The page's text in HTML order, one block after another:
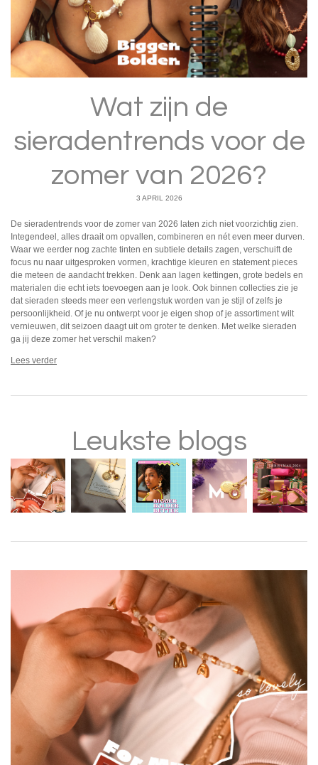
Wat zijn de
sieradentrends voor de
zomer van 2026?
3 APRIL 2026
De sieradentrends voor de zomer van 2026 laten zich niet voorzichtig zien.
Integendeel, alles draait om opvallen, combineren en nét even meer durven.
Waar we eerder nog zachte tinten en subtiele details zagen, verschuift de
focus nu naar uitgesproken vormen, krachtige kleuren en statement pieces
die meteen de aandacht trekken. Denk aan lagen kettingen, grote bedels en
materialen die echt iets toevoegen aan je look. Ook binnen collecties zie je
dat sieraden steeds meer een verlengstuk worden van je stijl of zelfs je
persoonlijkheid. Of je nu ontwerpt voor je eigen shop of je assortiment wilt
vernieuwen, dit seizoen daagt uit om groter te denken. Met welke sieraden
ga jij deze zomer het verschil maken?
Lees verder
Leukste blogs